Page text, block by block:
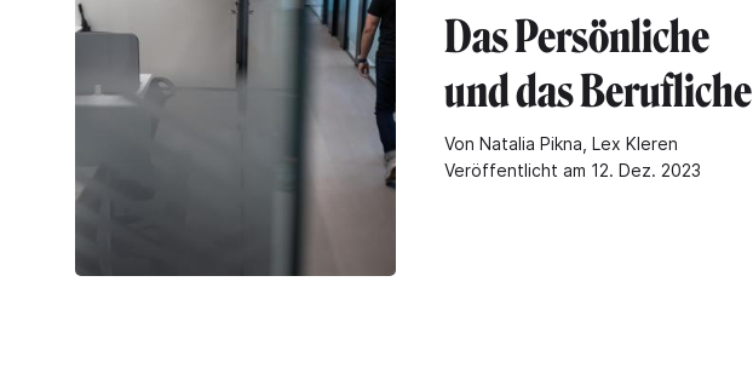
Das Persönliche
und das Berufliche
Von Natalia Pikna, Lex Kleren
Veröffentlicht am 12. Dez. 2023